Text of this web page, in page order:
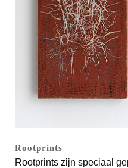
Rootprints
Rootprints zijn speciaal